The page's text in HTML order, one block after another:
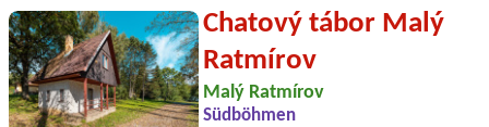
Chatový tábor Malý
Ratmírov
Malý Ratmírov
Südböhmen